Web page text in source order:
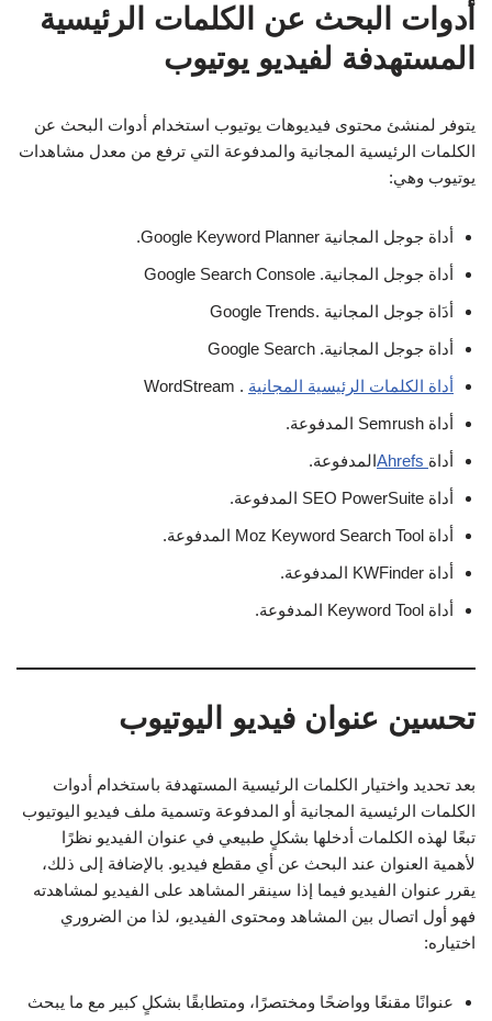
أدوات البحث عن الكلمات الرئيسية
المستهدفة لفيديو يوتيوب
يتوفر لمنشئ محتوى فيديوهات يوتيوب استخدام أدوات البحث عن
الكلمات الرئيسية المجانية والمدفوعة التي ترفع من معدل مشاهدات
يوتيوب وهي:
أداة جوجل المجانية Google Keyword Planner.
أداة جوجل المجانية. Google Search Console
أدَاة جوجل المجانية .Google Trends
أداة جوجل المجانية. Google Search
أداة الكلمات الرئيسية المجانية . WordStream
أداة Semrush المدفوعة.
أداة
المدفوعة.
أداة SEO PowerSuite المدفوعة.
أداة Moz Keyword Search Tool المدفوعة.
أداة KWFinder المدفوعة.
أداة Keyword Tool المدفوعة.
تحسين عنوان فيديو اليوتيوب
بعد تحديد واختيار الكلمات الرئيسية المستهدفة باستخدام أدوات
الكلمات الرئيسية المجانية أو المدفوعة وتسمية ملف فيديو اليوتيوب
تبعًا لهذه الكلمات أدخلها بشكلٍ طبيعي في عنوان الفيديو نظرًا
لأهمية العنوان عند البحث عن أي مقطع فيديو. بالإضافة إلى ذلك،
يقرر عنوان الفيديو فيما إذا سينقر المشاهد على الفيديو لمشاهدته
فهو أول اتصال بين المشاهد ومحتوى الفيديو، لذا من الضروري
اختياره:
عنوانًا مقنعًا وواضحًا ومختصرًا، ومتطابقًا بشكلٍ كبير مع ما يبحث